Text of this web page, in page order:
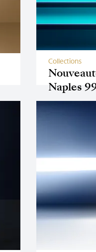
Naples
Collections